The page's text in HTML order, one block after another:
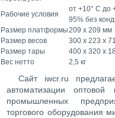
Рабочие условия
от +10° C до
95% без
Размер платформы209 x 209 мм
Размер весов
300 x 223 x
Размер тары
400 x 320 x
Вес нетто
2,5 кг
Сайт iwcr.ru
автоматизации
промышленных
торгового оборудования